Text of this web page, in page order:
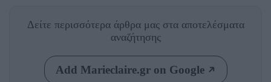
Δείτε περισσότερα άρθρα μας στα αποτελέσματα
αναζήτησης
Add Marieclaire.gr on Google